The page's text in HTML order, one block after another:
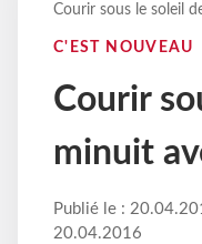
Courir sous le soleil
C'EST NOUVEAU
Courir
minuit
Publié le :
20.04.2016